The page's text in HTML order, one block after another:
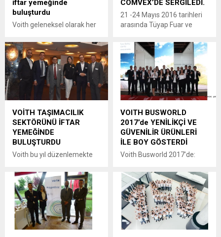
Sulu Retarder) frenleme
sistemlerini, DIWA SmartNet
telemetrik sistemleri ve
ve tüm tahrik...
iftar yemeğinde
buluşturdu
Voith geleneksel olarak her
yemeğinde taşımacılık
sektörünün temsilcileri ve
emekçileri ile bir araya
gelmenin mutluluğunu
yaşadı.
COMVEX’DE SERGİLEDİ.
21 -24 Mayıs 2016 tarihleri
arasında Tüyap Fuar ve
gerçekleşen Comvex
fuarında Voith,
retarderlerini, yakıt
tasarrufu sağlayan hava
kompresörlerini ve şehiriçi
ve seyahat otobüsleri için
dayanıklı DIWA.6 otomatik
şanzımanını sergiledi.
VOİTH TAŞIMACILIK
SEKTÖRÜNÜ İFTAR
YEMEĞİNDE
BULUŞTURDU
Voith bu yıl düzenlemekte
taşımacılık sektörünün
yetkilileri ve emekçileri ile bir
araya gelmenin
mutluluğunu yaşamaktadır.
VOITH BUSWORLD
2017’de YENİLİKÇİ VE
GÜVENİLİR ÜRÜNLERİ
İLE BOY GÖSTERDİ
Voith Busworld 2017’de:
sloganı altında otobüsler için
yenilikçi ve güvenilir
çözümlerini sundu.